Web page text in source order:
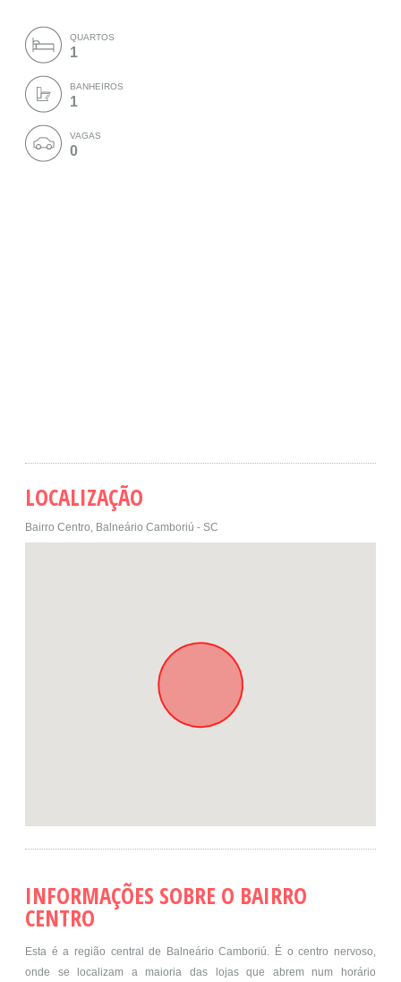
QUARTOS
1
BANHEIROS
1
VAGAS
0
LOCALIZAÇÃO
Bairro Centro, Balneário Camboriú - SC
INFORMAÇÕES SOBRE O BAIRRO
CENTRO
Esta é a região central de Balneário Camboriú. É o centro nervoso,
onde se localizam a maioria das lojas que abrem num horário